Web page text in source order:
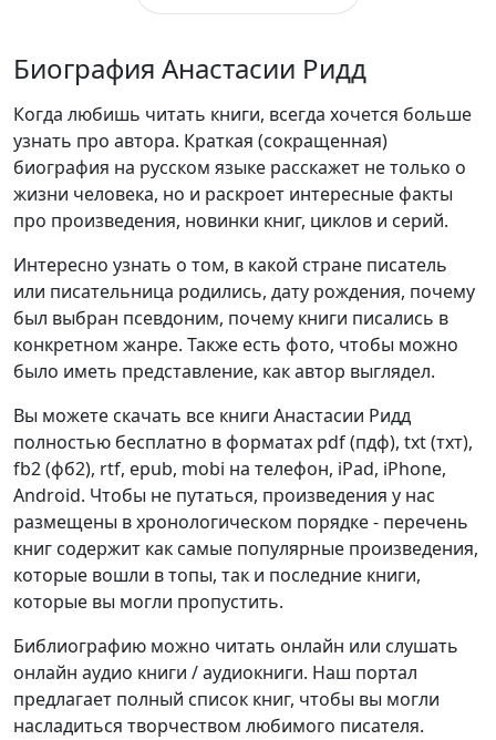
Биография Анастасии Ридд
Когда любишь читать книги, всегда хочется больше
узнать про автора. Краткая (сокращенная)
биография на русском языке расскажет не только о
жизни человека, но и раскроет интересные факты
про произведения, новинки книг, циклов и серий.
Интересно узнать о том, в какой стране писатель
или писательница родились, дату рождения, почему
был выбран псевдоним, почему книги писались в
конкретном жанре. Также есть фото, чтобы можно
было иметь представление, как автор выглядел.
Вы можете скачать все книги Анастасии Ридд
полностью бесплатно в форматах pdf (пдф), txt (тхт),
fb2 (фб2), rtf, epub, mobi на телефон, iPad, iPhone,
Android. Чтобы не путаться, произведения у нас
размещены в хронологическом порядке - перечень
книг содержит как самые популярные произведения,
которые вошли в топы, так и последние книги,
которые вы могли пропустить.
Библиографию можно читать онлайн или слушать
онлайн аудио книги / аудиокниги. Наш портал
предлагает полный список книг, чтобы вы могли
насладиться творчеством любимого писателя.